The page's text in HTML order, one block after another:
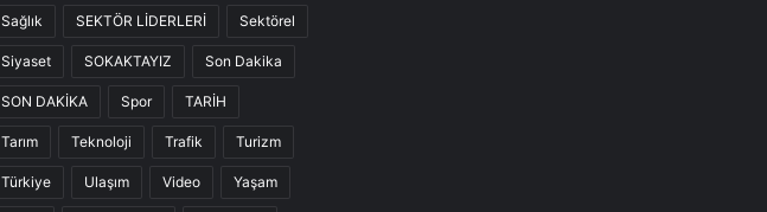
Sağlık SEKTÖR LİDERLERİ Sektörel
Siyaset SOKAKTAYIZ Son Dakika
SON DAKİKA Spor TARİH
Tarım Teknoloji Trafik Turizm
Türkiye Ulaşım Video Yaşam